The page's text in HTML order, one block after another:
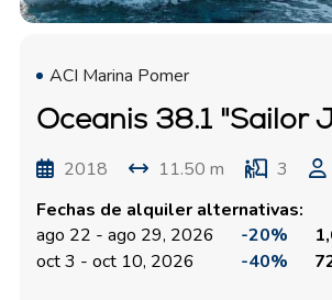
ACI Marina Pomer
Oceanis 38.1 "Sailor
2018 11.50 m 3
Fechas de alquiler alternativas:
ago 22 - ago 29, 2026
-20%
oct 3 - oct 10, 2026
-40%